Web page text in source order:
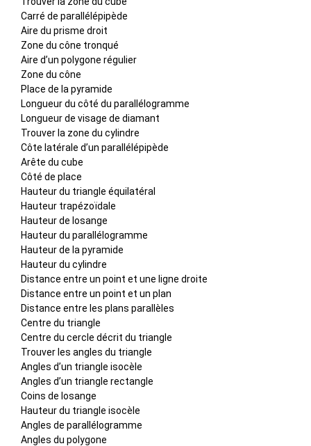
Carré de parallélépipède
Aire du prisme droit
Zone du cône tronqué
Aire d’un polygone régulier
Zone du cône
Place de la pyramide
Longueur du côté du parallélogramme
Longueur de visage de diamant
Trouver la zone du cylindre
Côte latérale d’un parallélépipède
Arête du cube
Côté de place
Hauteur du triangle équilatéral
Hauteur trapézoïdale
Hauteur de losange
Hauteur du parallélogramme
Hauteur de la pyramide
Hauteur du cylindre
Distance entre un point et une ligne droite
Distance entre un point et un plan
Distance entre les plans parallèles
Centre du triangle
Centre du cercle décrit du triangle
Trouver les angles du triangle
Angles d’un triangle isocèle
Angles d’un triangle rectangle
Coins de losange
Hauteur du triangle isocèle
Angles de parallélogramme
Angles du polygone